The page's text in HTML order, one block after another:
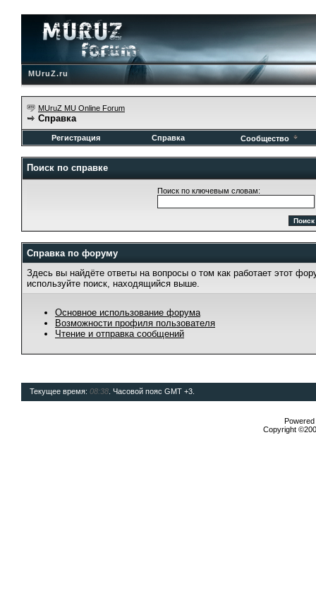
MUruZ.ru
MUruZ MU Online Forum
Справка
Регистрация Справка Сообщество
Поиск по справке
Поиск по ключевым словам:
Справка по форуму
Здесь вы найдёте ответы на вопросы о том как работает этот
используйте поиск, находящийся выше.
Основное использование форума
Возможности профиля пользователя
Чтение и отправка сообщений
Текущее время: 08:38 . Часовой пояс GMT +3.
Copyright